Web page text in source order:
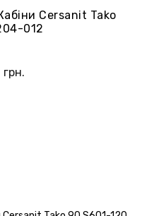
Cersanit Tako
012
грн.